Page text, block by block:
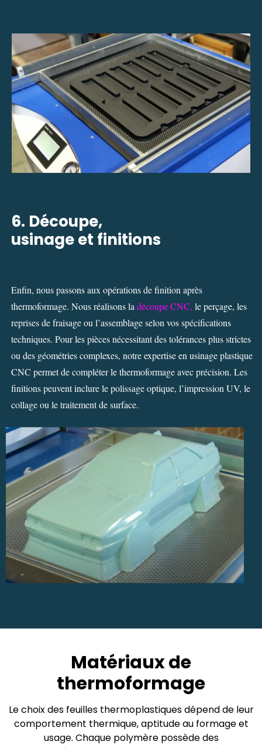
6. Découpe,
usinage et finitions
Enfin, nous passons aux opérations de finition après
thermoformage. Nous réalisons la découpe CNC, le perçage, les
reprises de fraisage ou l’assemblage selon vos spécifications
techniques. Pour les pièces nécessitant des tolérances plus strictes
ou des géométries complexes, notre expertise en usinage plastique
CNC permet de compléter le thermoformage avec précision. Les
finitions peuvent inclure le polissage optique, l’impression UV, le
collage ou le traitement de surface.
Matériaux de
thermoformage
Le choix des feuilles thermoplastiques dépend de leur
comportement thermique, aptitude au formage et
usage. Chaque polymère possède des